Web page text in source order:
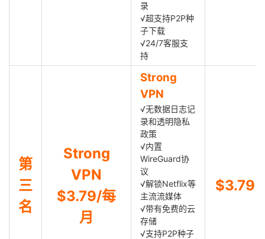
录
√超支持P2P种
子下载
√24/7客服支
持
第
三
名
Strong
VPN
$3.79/每
月
Strong
VPN
√无数据日志记
录和透明隐私
政策
√内置
WireGuard协
议
√解锁Netflix等
主流流媒体
√带有免费的云
存储
√支持P2P种子
$3.79